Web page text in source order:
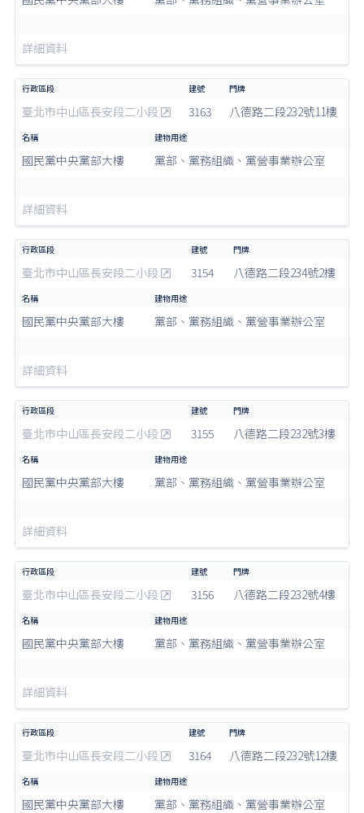
詳細資料
臺北市中山區長安段二小段 3163 八德路二段232號11樓
國民黨中央黨部大樓 黨部、黨務組織、黨營事業辦公室
詳細資料
臺北市中山區長安段二小段 3154 八德路二段234號2樓
國民黨中央黨部大樓 黨部、黨務組織、黨營事業辦公室
詳細資料
臺北市中山區長安段二小段 3155 八德路二段232號3樓
國民黨中央黨部大樓 黨部、黨務組織、黨營事業辦公室
詳細資料
臺北市中山區長安段二小段 3156 八德路二段232號4樓
國民黨中央黨部大樓 黨部、黨務組織、黨營事業辦公室
詳細資料
臺北市中山區長安段二小段 3164 八德路二段232號12樓
國民黨中央黨部大樓 黨部、黨務組織、黨營事業辦公室